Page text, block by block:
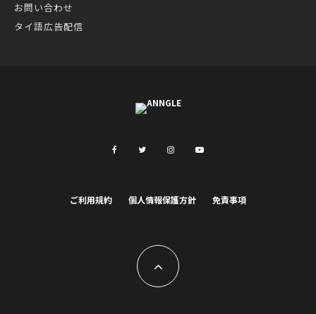
お問い合わせ
タイ語広告配信
ご利用規約 個人情報保護方針 免責事項